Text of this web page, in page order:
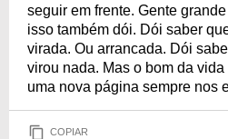
seguir em frente. Gente
isso também dói. Dói saber
virada. Ou arrancada. Dói
virou nada. Mas o bom da
uma nova página sempre nos
COPIAR